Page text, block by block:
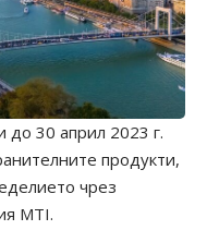
до 30 април 2023 г.
продукти,
чрез
MTI.